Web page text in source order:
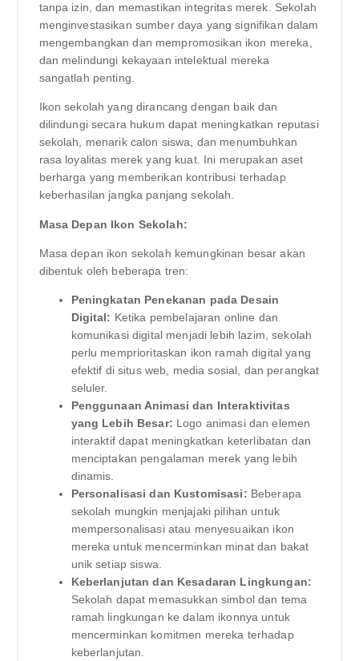
tanpa izin, dan memastikan integritas merek. Sekolah
menginvestasikan sumber daya yang signifikan dalam
mengembangkan dan mempromosikan ikon mereka,
dan melindungi kekayaan intelektual mereka
sangatlah penting.
Ikon sekolah yang dirancang dengan baik dan
dilindungi secara hukum dapat meningkatkan reputasi
sekolah, menarik calon siswa, dan menumbuhkan
rasa loyalitas merek yang kuat. Ini merupakan aset
berharga yang memberikan kontribusi terhadap
keberhasilan jangka panjang sekolah.
Masa Depan Ikon Sekolah:
Masa depan ikon sekolah kemungkinan besar akan
dibentuk oleh beberapa tren:
Peningkatan Penekanan pada Desain
Digital: Ketika pembelajaran online dan
komunikasi digital menjadi lebih lazim, sekolah
perlu memprioritaskan ikon ramah digital yang
efektif di situs web, media sosial, dan perangkat
seluler.
Penggunaan Animasi dan Interaktivitas
yang Lebih Besar: Logo animasi dan elemen
interaktif dapat meningkatkan keterlibatan dan
menciptakan pengalaman merek yang lebih
dinamis.
Personalisasi dan Kustomisasi: Beberapa
sekolah mungkin menjajaki pilihan untuk
mempersonalisasi atau menyesuaikan ikon
mereka untuk mencerminkan minat dan bakat
unik setiap siswa.
Keberlanjutan dan Kesadaran Lingkungan:
Sekolah dapat memasukkan simbol dan tema
ramah lingkungan ke dalam ikonnya untuk
mencerminkan komitmen mereka terhadap
keberlanjutan.